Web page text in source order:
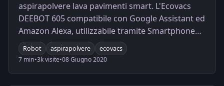
aspirapolvere lava pavimenti smart. L'Ecovacs
DEEBOT 605 compatibile con Google Assistant ed
Amazon Alexa, utilizzabile tramite Smartphone
ed integrabile facilmente in Home Assistant.
Robot aspirapolvere
ecovacs
7 min•3k visite•08 Giugno 2020